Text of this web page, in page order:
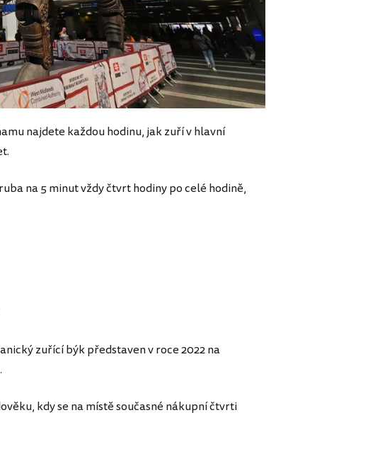
najdete každou hodinu, jak zuří v hlavní
na 5 minut vždy čtvrt hodiny po celé hodině,
zuřící býk představen v roce 2022 na
kdy se na místě současné nákupní čtvrti